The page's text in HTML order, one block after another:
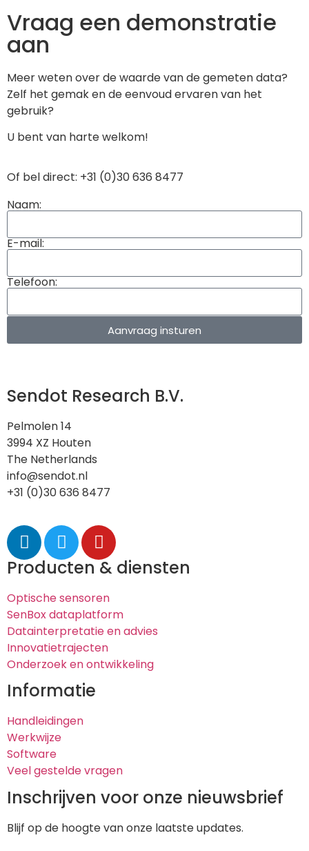
Vraag een demonstratie
aan
Meer weten over de waarde van de gemeten data?
Zelf het gemak en de eenvoud ervaren van het
gebruik?
U bent van harte welkom!
Of bel direct: +31 (0)30 636 8477
Naam:
E-mail:
Telefoon:
Aanvraag insturen
Sendot Research B.V.
Pelmolen 14
3994 XZ Houten
The Netherlands
info@sendot.nl
+31 (0)30 636 8477
Producten & diensten
Optische sensoren
SenBox dataplatform
Datainterpretatie en advies
Innovatietrajecten
Onderzoek en ontwikkeling
Informatie
Handleidingen
Werkwijze
Software
Veel gestelde vragen
Inschrijven voor onze nieuwsbrief
Blijf op de hoogte van onze laatste updates.